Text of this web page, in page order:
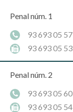
Penal núm. 1
93 693 05 57
93 693 05 53
Penal núm. 2
93 693 05 60
93 693 05 54